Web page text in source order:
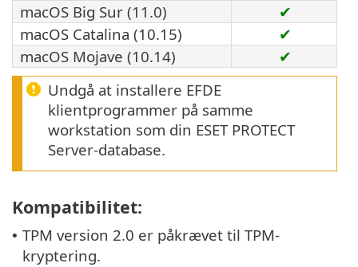
macOS Big Sur (11.0)
✔
macOS Catalina (10.15)
✔
macOS Mojave (10.14)
✔
Undgå at installere EFDE
klientprogrammer på samme
workstation som din ESET PROTECT
Server-database.
Kompatibilitet:
• TPM version 2.0 er påkrævet til TPM-
kryptering.